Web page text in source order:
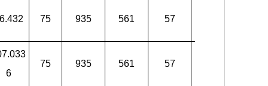
75 935 561 57
6
75 935 561 57